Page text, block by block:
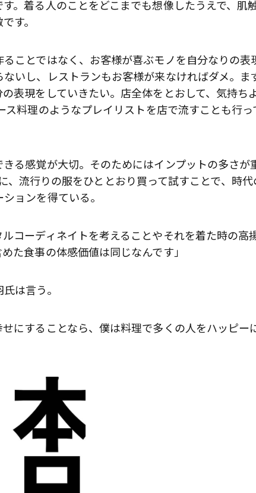
。着る人のことをどこまでも想像したうえで、肌
す。
ことではなく、お客様が喜ぶモノを自分なりの表
いし、レストランもお客様が来なければダメ。ま
表現をしていきたい。店全体をとおして、気持ち
料理のようなプレイリストを店で流すことも行っ
る感覚が大切。そのためにはインプットの多さが
流行りの服をひととおり買って試すことで、時代
ョンを得ている。
コーディネイトを考えることやそれを着た時の高
た食事の体感価値は同じなんです」
は言う。
にすることなら、僕は料理で多くの人をハッピー